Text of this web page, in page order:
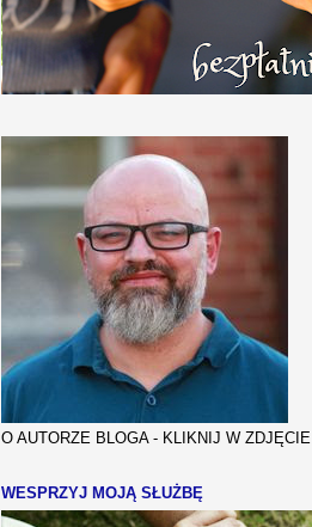
O AUTORZE BLOGA - KLIKNIJ W ZDJĘCIE
WESPRZYJ MOJĄ SŁUŻBĘ